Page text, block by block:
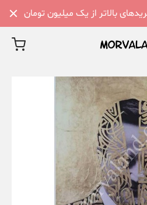
بالاتر از یک میلیون تومان